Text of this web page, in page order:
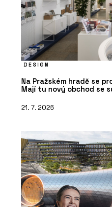
DESIGN
Na Pražském hradě se
Mají tu nový obchod se
21. 7. 2026